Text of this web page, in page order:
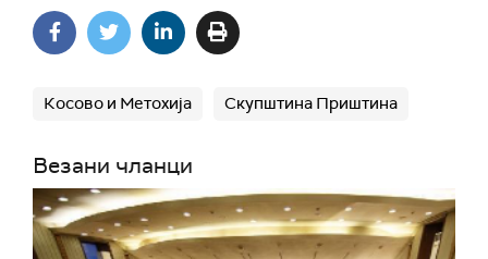
Косово и Метохија Скупштина Приштина
Везани чланци